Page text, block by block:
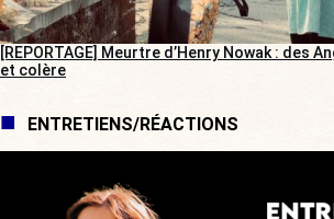
[REPORTAGE] Meurtre d’Henry Nowak : des
et colère
ENTRETIENS/RÉACTIONS